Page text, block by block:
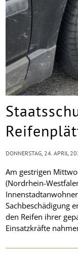
Am gestrigen
(Nordrhein-
Sachbeschädigung
den Reifen ihrer
Einsatzkräfte
DONNERSTAG, 24. APRIL